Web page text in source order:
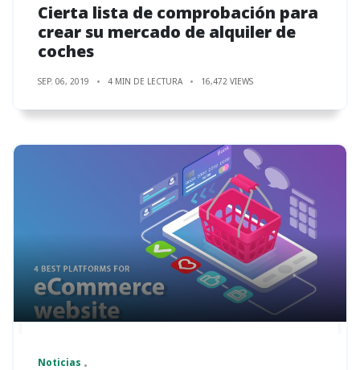
Cierta lista de comprobación para
crear su mercado de alquiler de
coches
SEP. 06, 2019 4 MIN DE LECTURA 16,472 VIEWS
Noticias